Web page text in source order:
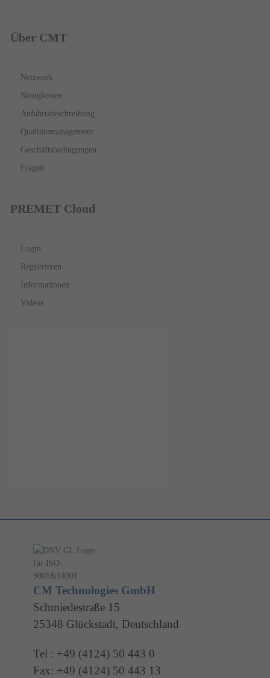
Über CMT
Netzwerk
Neuigkeiten
Anfahrtsbeschreibung
Qualitätsmanagement
Geschäftsbedingungen
Fragen
PREMET Cloud
Login
Registrieren
Informationen
Videos
CM Technologies GmbH
Schmiedestraße 15
25348 Glückstadt, Deutschland
Tel : +49 (4124) 50 443 0
Fax: +49 (4124) 50 443 13